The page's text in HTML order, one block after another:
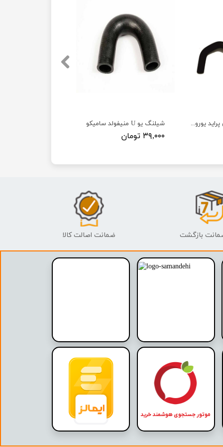
شیلنگ یو U منیفولد سامیکو
۳۹,۰۰۰ تومان
شیلنگ کج بخاری پراید یورو 4 سامیکو
موتور جستجوی هوشمند خرید
ضمانت اصالت کالا